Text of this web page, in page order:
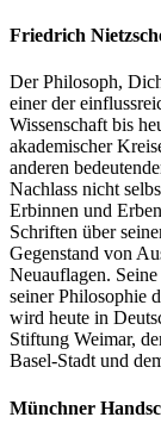
Friedrich
Der Philosoph,
einer der
Wissenschaft bis
akademischer
anderen
Nachlass nicht
Erbinnen und
Schriften über
Gegenstand von
Neuauflagen.
seiner Philosophie
wird heute in
Stiftung Weimar,
Basel-Stadt und
Münchner